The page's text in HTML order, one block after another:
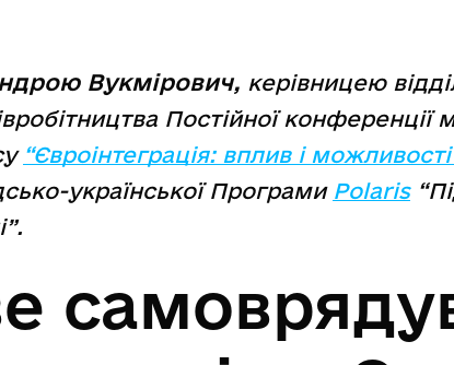
Вукмірович, керівницею
Постійної конференції
“Євроінтеграція: вплив і
української Програми Polaris